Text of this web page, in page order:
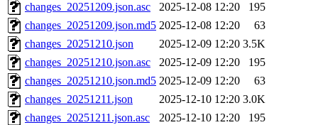
changes_20251209.json.asc
2025-12-08 12:20
195
changes_20251209.json.md5 2025-12-08 12:20
63
changes_20251210.json
2025-12-09 12:20 3.5K
changes_20251210.json.asc
2025-12-09 12:20
195
changes_20251210.json.md5 2025-12-09 12:20
63
changes_20251211.json
2025-12-10 12:20 3.0K
changes_20251211.json.asc
2025-12-10 12:20
195